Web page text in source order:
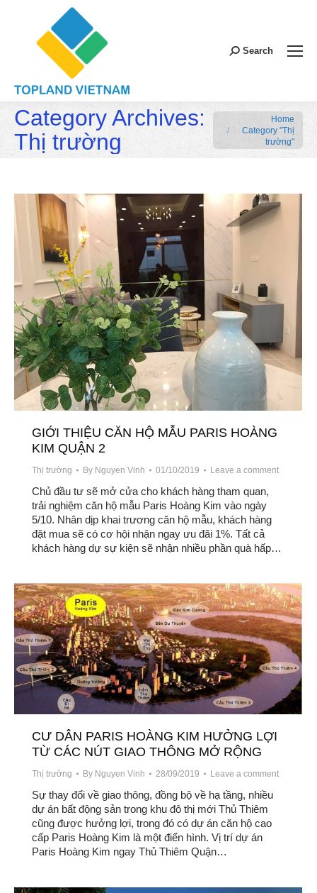
Search:
Search
Category Archives:
Thị trường
You are here:Home
Category "Thị
trường"
GIỚI THIỆU CĂN HỘ MẪU PARIS HOÀNG
KIM QUẬN 2
Thị trường By Nguyen Vinh 01/10/2019 Leave a comment
Chủ đầu tư sẽ mở cửa cho khách hàng tham quan,
trải nghiệm căn hộ mẫu Paris Hoàng Kim vào ngày
5/10. Nhân dịp khai trương căn hộ mẫu, khách hàng
đặt mua sẽ có cơ hội nhận ngay ưu đãi 1%. Tất cả
khách hàng dự sự kiện sẽ nhận nhiều phần quà hấp…
CƯ DÂN PARIS HOÀNG KIM HƯỞNG LỢI
TỪ CÁC NÚT GIAO THÔNG MỞ RỘNG
Thị trường By Nguyen Vinh 28/09/2019 Leave a comment
Sự thay đổi về giao thông, đồng bộ về hạ tầng, nhiều
dự án bất động sản trong khu đô thị mới Thủ Thiêm
cũng được hưởng lợi, trong đó có dự án căn hộ cao
cấp Paris Hoàng Kim là một điển hình. Vị trí dự án
Paris Hoàng Kim ngay Thủ Thiêm Quận…